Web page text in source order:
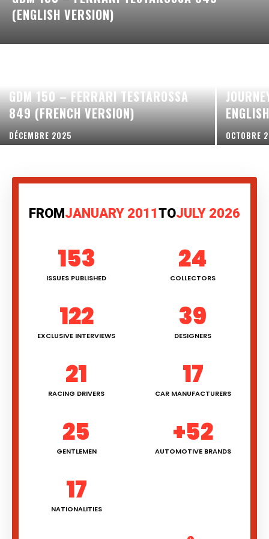
(ENGLISH VERSION)
GDM 150 – FERRARI TESTAROSSA
849 (FRENCH VERSION)
DÉCEMBRE 2025 OCTOBRE
FROM JANUARY 2011 TOJULY 2026
153
ISSUES PUBLISHED
24
COLLECTORS
122
EXCLUSIVE INTERVIEWS
39
DESIGNERS
21
RACING DRIVERS
17
CAR MANUFACTURERS
25
GENTLEMEN
+52
AUTOMOTIVE BRANDS
17
NATIONALITIES